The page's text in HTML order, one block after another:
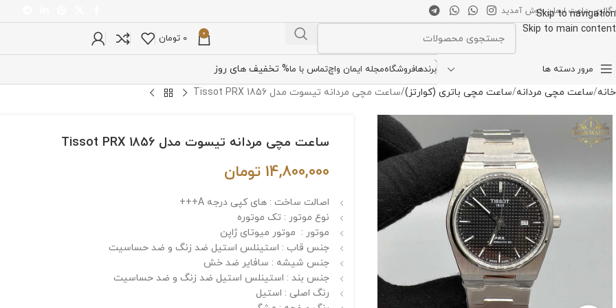
Skip to navigation
Skip to main content
گالری ساعت ایمان خوش آمدید
0
0 تومان
مرور دسته ها برندهافروشگاهمجله ایمان واچتماس با ما% تخفیف های روز
خانه ساعت مچی مردانه ساعت مچی باتری (کوارتز) ساعت مچی مردانه تیسوت مدل Tissot PRX 1856
ساعت مچی مردانه تیسوت مدل Tissot PRX 1856
14,800,000 تومان
اصالت ساخت : های کپی درجه A+++
نوع موتور : تک موتوره
موتور : موتور میوتای ژاپن
جنس قاب : استینلس استیل ضد زنگ و ضد حساسیت
جنس شیشه : سافایر ضد خش
جنس بند : استینلس استیل ضد زنگ و ضد حساسیت
رنگ اصلی : استیل